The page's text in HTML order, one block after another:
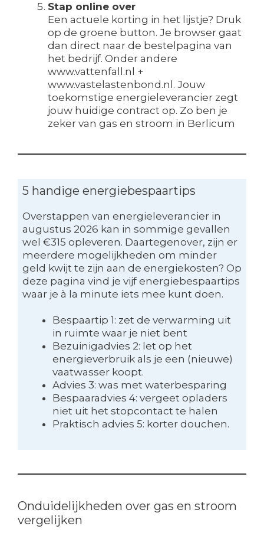
Stap online over
Een actuele korting in het lijstje? Druk
op de groene button. Je browser gaat
dan direct naar de bestelpagina van
het bedrijf. Onder andere
www.vattenfall.nl +
www.vastelastenbond.nl. Jouw
toekomstige energieleverancier zegt
jouw huidige contract op. Zo ben je
zeker van gas en stroom in Berlicum
5 handige energiebespaartips
Overstappen van energieleverancier in
augustus 2026 kan in sommige gevallen
wel €315 opleveren. Daartegenover, zijn er
meerdere mogelijkheden om minder
geld kwijt te zijn aan de energiekosten? Op
deze pagina vind je vijf energiebespaartips
waar je à la minute iets mee kunt doen.
Bespaartip 1: zet de verwarming uit
in ruimte waar je niet bent
Bezuinigadvies 2: let op het
energieverbruik als je een (nieuwe)
vaatwasser koopt.
Advies 3: was met waterbesparing
Bespaaradvies 4: vergeet opladers
niet uit het stopcontact te halen
Praktisch advies 5: korter douchen.
Onduidelijkheden over gas en stroom
vergelijken